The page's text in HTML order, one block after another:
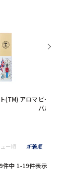
(TM) アロマ ピーターラ
パルス ナイ
ー順 新着順
件中 1-19件表示